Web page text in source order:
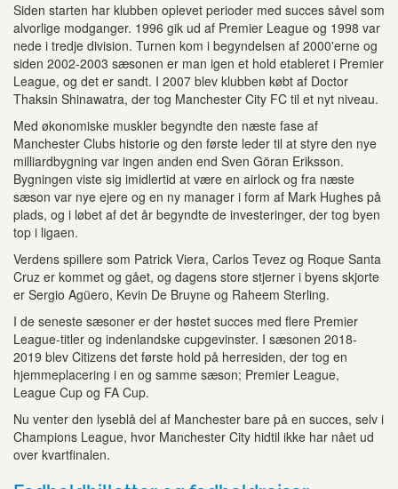
Siden starten har klubben oplevet perioder med succes såvel som
alvorlige modganger. 1996 gik ud af Premier League og 1998 var
nede i tredje division. Turnen kom i begyndelsen af 2000'erne og
siden 2002-2003 sæsonen er man igen et hold etableret i Premier
League, og det er sandt. I 2007 blev klubben købt af Doctor
Thaksin Shinawatra, der tog Manchester City FC til et nyt niveau.
Med økonomiske muskler begyndte den næste fase af
Manchester Clubs historie og den første leder til at styre den nye
milliardbygning var ingen anden end Sven Göran Eriksson.
Bygningen viste sig imidlertid at være en airlock og fra næste
sæson var nye ejere og en ny manager i form af Mark Hughes på
plads, og i løbet af det år begyndte de investeringer, der tog byen
top i ligaen.
Verdens spillere som Patrick Viera, Carlos Tevez og Roque Santa
Cruz er kommet og gået, og dagens store stjerner i byens skjorte
er Sergio Agüero, Kevin De Bruyne og Raheem Sterling.
I de seneste sæsoner er der høstet succes med flere Premier
League-titler og indenlandske cupgevinster. I sæsonen 2018-
2019 blev Citizens det første hold på herresiden, der tog en
hjemmeplacering i en og samme sæson; Premier League,
League Cup og FA Cup.
Nu venter den lyseblå del af Manchester bare på en succes, selv i
Champions League, hvor Manchester City hidtil ikke har nået ud
over kvartfinalen.